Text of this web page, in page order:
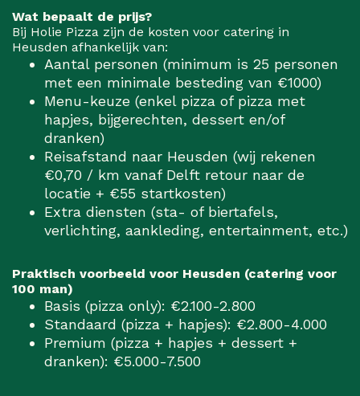
Wat bepaalt de prijs?
Bij Holie Pizza zijn de kosten voor catering in
Heusden afhankelijk van:
Aantal personen (minimum is 25 personen
met een minimale besteding van €1000)
Menu-keuze (enkel pizza of pizza met
hapjes, bijgerechten, dessert en/of
dranken)
Reisafstand naar Heusden (wij rekenen
€0,70 / km vanaf Delft retour naar de
locatie + €55 startkosten)
Extra diensten (sta- of biertafels,
verlichting, aankleding, entertainment, etc.)
Praktisch voorbeeld voor Heusden (catering voor
100 man)
Basis (pizza only): €2.100-2.800
Standaard (pizza + hapjes): €2.800-4.000
Premium (pizza + hapjes + dessert +
dranken): €5.000-7.500